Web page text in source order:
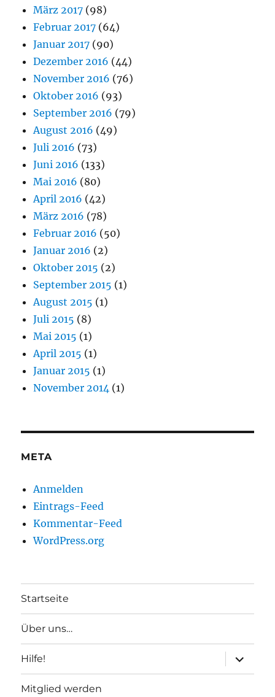
März 2017 (98)
Februar 2017 (64)
Januar 2017 (90)
Dezember 2016 (44)
November 2016 (76)
Oktober 2016 (93)
September 2016 (79)
August 2016 (49)
Juli 2016 (73)
Juni 2016 (133)
Mai 2016 (80)
April 2016 (42)
März 2016 (78)
Februar 2016 (50)
Januar 2016 (2)
Oktober 2015 (2)
September 2015 (1)
August 2015 (1)
Juli 2015 (8)
Mai 2015 (1)
April 2015 (1)
Januar 2015 (1)
November 2014 (1)
META
Anmelden
Eintrags-Feed
Kommentar-Feed
WordPress.org
Startseite
Über uns…
Hilfe!
anzeigen
Mitglied werden